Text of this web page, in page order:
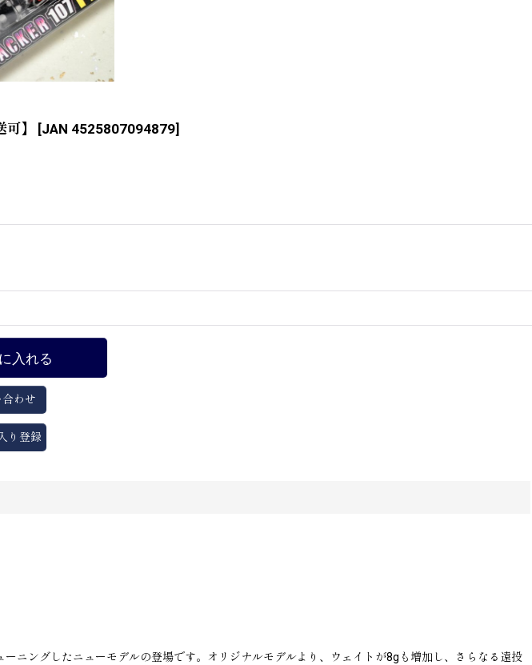
】 [JAN 4525807094879]
入れる
合わせ
り登録
ニングしたニューモデルの登場です。オリジナルモデルより、ウェイトが8gも増加し、さらなる遠投